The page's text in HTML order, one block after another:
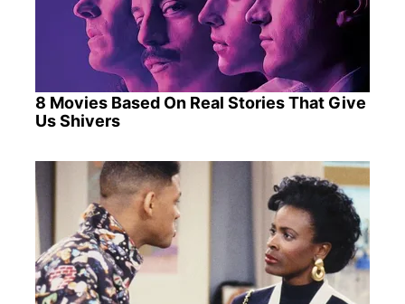
8 Movies Based On Real Stories That Give
Us Shivers